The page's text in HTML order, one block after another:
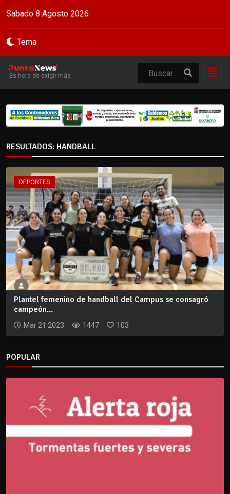
Sabado 8 Agosto 2026
Tema
Es hora de exigir más
RESULTADOS: HANDBALL
DEPORTES
Plantel femenino de handball del Campus se consagró
campeón...
Mar 21 2023 1447 103
POPULAR